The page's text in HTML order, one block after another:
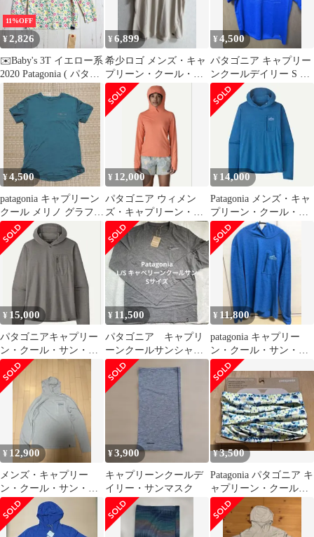
11%OFF
¥2,826
✉️Baby's 3T イエロー系
2020 Patagonia ( パタゴ
ニア ) キャプリーン ク
ール デイリー サン フ
ーディ Capilene Cool
Daily Sun Hoody COWH
ポリエステル ウェア ト
ップス インナー
¥6,899
希少ロゴ メンズ・キャ
プリーン・クール・ト
レイル・グラフィッ
ク・シャツパタゴニア
¥4,500
パタゴニア キャプリー
ンクールデイリー S ブ
ルー 45235 アジアM感
覚
¥4,500
patagonia キャプリーン
クール メリノ グラフィ
ック XS
¥ 12,000
パタゴニア ウィメン
ズ・キャプリーン・ク
ール・サン・フーディ
¥ 14,000
Patagonia メンズ・キャ
プリーン・クール・サ
ン・フーディ 最終値
下げ❗
¥ 15,000
パタゴニアキャプリー
ン・クール・サン・フ
ーディPatagonia サイズ
S
¥ 11,500
パタゴニア キャプリ
ーンクールサンシャ
ツ メンズSサイズ
¥ 11,800
patagonia キャプリー
ン・クール・サン・フ
ーディ
¥ 12,900
メンズ・キャプリー
ン・クール・サン・フ
ーディ サンフーディ
CGSX
¥3,900
キャプリーンクールデ
イリー・サンマスク
¥3,500
Patagonia パタゴニア キ
ャプリーン・クール・
デイリー・サン・ゲイ
ター